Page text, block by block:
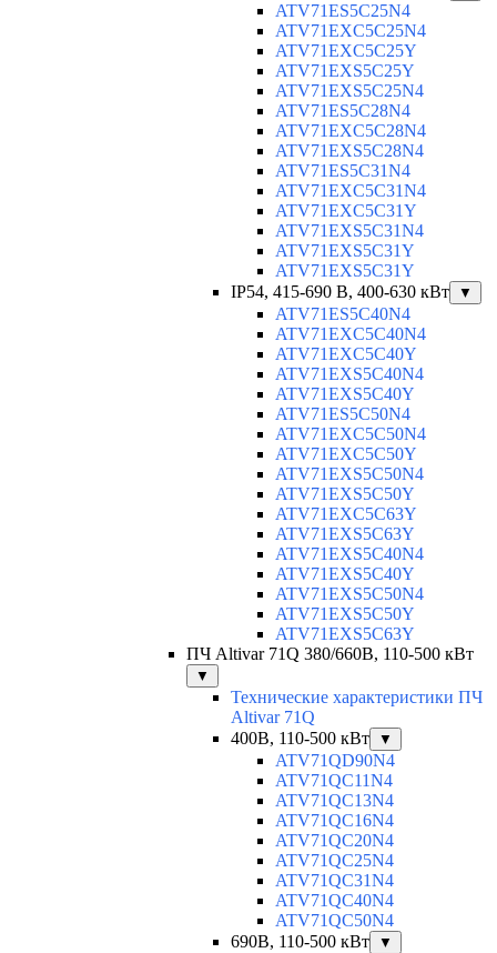
ATV71ES5C25N4
ATV71EXC5C25N4
ATV71EXC5C25Y
ATV71EXS5C25Y
ATV71EXS5C25N4
ATV71ES5C28N4
ATV71EXC5C28N4
ATV71EXS5C28N4
ATV71ES5C31N4
ATV71EXC5C31N4
ATV71EXC5C31Y
ATV71EXS5C31N4
ATV71EXS5C31Y
ATV71EXS5C31Y
IP54, 415-690 B, 400-630 кВт
▼
ATV71ES5C40N4
ATV71EXC5C40N4
ATV71EXC5C40Y
ATV71EXS5C40N4
ATV71EXS5C40Y
ATV71ES5C50N4
ATV71EXC5C50N4
ATV71EXC5C50Y
ATV71EXS5C50N4
ATV71EXS5C50Y
ATV71EXC5C63Y
ATV71EXS5C63Y
ATV71EXS5C40N4
ATV71EXS5C40Y
ATV71EXS5C50N4
ATV71EXS5C50Y
ATV71EXS5C63Y
ПЧ Altivar 71Q 380/660В, 110-500 кВт
▼
Технические характеристики ПЧ
Altivar 71Q
400В, 110-500 кВт
▼
ATV71QD90N4
ATV71QC11N4
ATV71QC13N4
ATV71QC16N4
ATV71QC20N4
ATV71QC25N4
ATV71QC31N4
ATV71QC40N4
ATV71QC50N4
690В, 110-500 кВт
▼